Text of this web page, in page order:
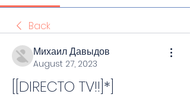
Back
Михаил Давыдов
August 27, 2023
[[DIRECTO TV!!]*]